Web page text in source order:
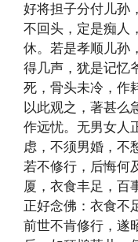
好将担子分付儿孙
不回头，定是痴人
休。若是孝顺儿孙
得几声，犹是记忆
死，骨头未冷，作
以此观之，著甚么
作远忧。无男女人
虑，不须男婚，不
若不修行，后悔何
厦，衣食丰足，百
正好念佛：衣食不
前世不肯修行，遂